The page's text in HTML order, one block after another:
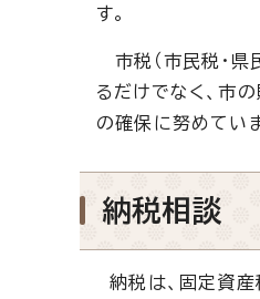
す。
市税（市民税・県
るだけでなく、市
の確保に努めていま
納税相談
納税は、固定資